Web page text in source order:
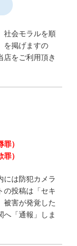
社会モラルを順
を掲げますの
店をご利用頂き
）
）
には防犯カメラ
の投稿は「セキ
被害が発覚した
へ「通報」しま